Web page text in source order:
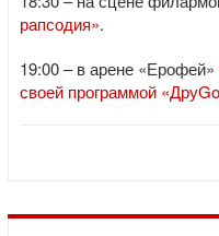
рапсодия».
19:00 – в арене «Ерофей»
своей программой